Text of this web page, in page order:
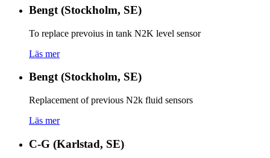
Bengt (Stockholm, SE)
To replace prevoius in tank N2K level sensor
Läs mer
Bengt (Stockholm, SE)
Replacement of previous N2k fluid sensors
Läs mer
C-G (Karlstad, SE)